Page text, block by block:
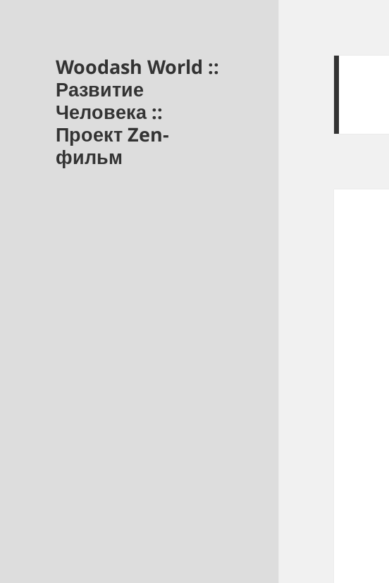
Woodash World ::
Развитие
Человека ::
Проект Zen-
фильм